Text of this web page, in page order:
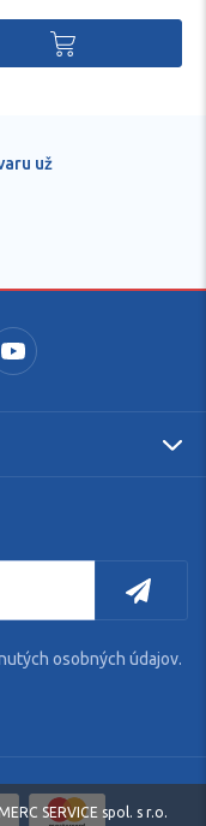
osobných údajov.
SERVICE spol. s r.o.